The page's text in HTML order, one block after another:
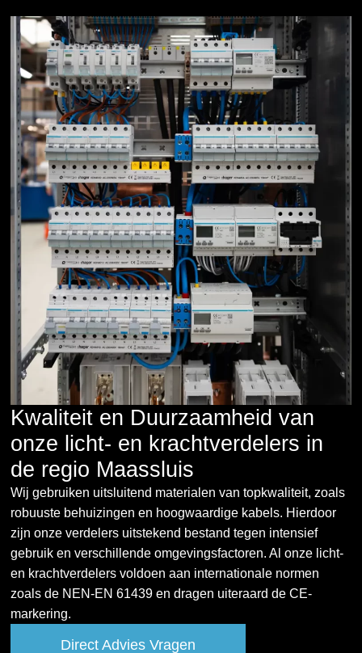
Kwaliteit en Duurzaamheid van
onze licht- en krachtverdelers in
de regio Maassluis
Wij gebruiken uitsluitend materialen van topkwaliteit, zoals
robuuste behuizingen en hoogwaardige kabels. Hierdoor
zijn onze verdelers uitstekend bestand tegen intensief
gebruik en verschillende omgevingsfactoren. Al onze licht-
en krachtverdelers voldoen aan internationale normen
zoals de NEN-EN 61439 en dragen uiteraard de CE-
markering.
Direct Advies Vragen